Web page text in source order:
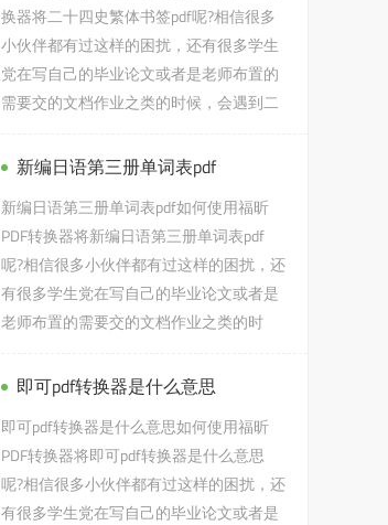
换器将二十四史繁体书签pdf呢?相信很多
小伙伴都有过这样的困扰，还有很多学生
党在写自己的毕业论文或者是老师布置的
需要交的文档作业之类的时候，会遇到二
新编日语第三册单词表pdf
新编日语第三册单词表pdf如何使用福昕
PDF转换器将新编日语第三册单词表pdf
呢?相信很多小伙伴都有过这样的困扰，还
有很多学生党在写自己的毕业论文或者是
老师布置的需要交的文档作业之类的时
即可pdf转换器是什么意思
即可pdf转换器是什么意思如何使用福昕
PDF转换器将即可pdf转换器是什么意思
呢?相信很多小伙伴都有过这样的困扰，还
有很多学生党在写自己的毕业论文或者是